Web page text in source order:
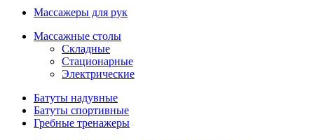
Массажеры для рук
Массажные столы
Складные
Стационарные
Электрические
Батуты надувные
Батуты спортивные
Гребные тренажеры